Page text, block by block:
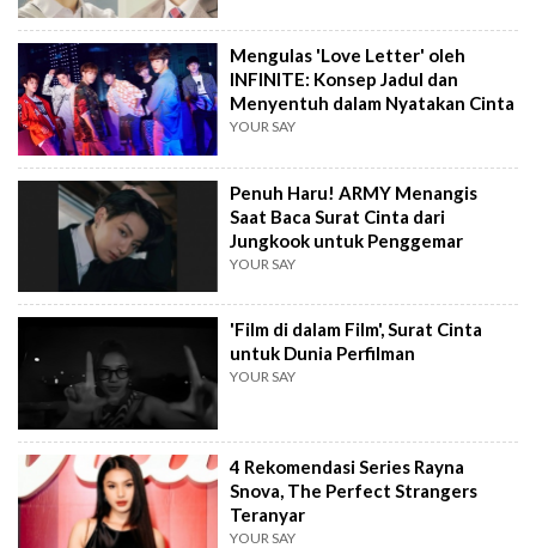
Mengulas 'Love Letter' oleh
INFINITE: Konsep Jadul dan
Menyentuh dalam Nyatakan Cinta
YOUR SAY
Penuh Haru! ARMY Menangis
Saat Baca Surat Cinta dari
Jungkook untuk Penggemar
YOUR SAY
'Film di dalam Film', Surat Cinta
untuk Dunia Perfilman
YOUR SAY
4 Rekomendasi Series Rayna
Snova, The Perfect Strangers
Teranyar
YOUR SAY